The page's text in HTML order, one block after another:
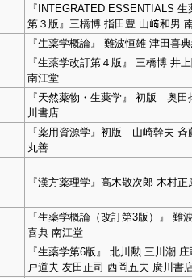
『INTEGRATED ESSENTIALS 生
第３版』三橋博 指田豊 山﨑和男
『生薬学概論』 難波恒雄 津田喜
『生薬学改訂第４版』 三橋博 井
南江堂
『天然薬物・生薬学』 初版 奥田
川書店
『薬用資源学』初版 山崎幹夫
丸善
『漢方薬理学』高木敬次郎 木村正
『生薬学概論（改訂第3版）』 難
喜典 南江堂
『生薬学第6版』 北川勲 三川潮
戸道夫 友田正司 西岡五夫 廣川書